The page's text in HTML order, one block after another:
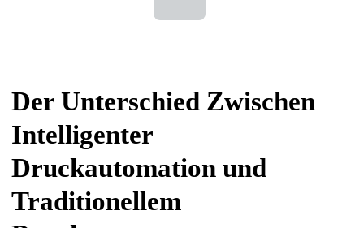
Der Unterschied Zwischen
Intelligenter
Druckautomation und
Traditionellem